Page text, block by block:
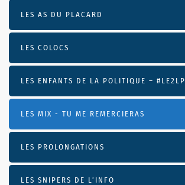
LES AS DU PLACARD
LES COLOCS
LES ENFANTS DE LA POLITIQUE – #LE2LP
LES MIX - TU ME REMERCIERAS
LES PROLONGATIONS
LES SNIPERS DE L’INFO